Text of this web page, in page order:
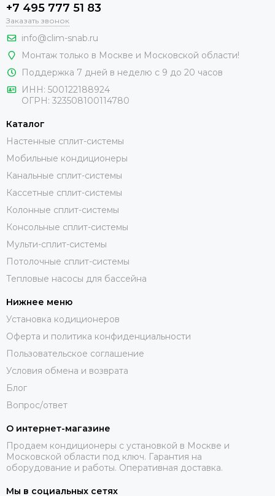
+7 495 777 51 83
Заказать звонок
info@clim-snab.ru
Монтаж только в Москве и Московской области!
Поддержка 7 дней в неделю с 9 до 20 часов
ИНН: 500122188924
ОГРН: 323508100114780
Каталог
Настенные сплит-системы
Мобильные кондиционеры
Канальные сплит-системы
Кассетные сплит-системы
Колонные сплит-системы
Консольные сплит-системы
Мульти-сплит-системы
Потолочные сплит-системы
Тепловые насосы для бассейна
Нижнее меню
Установка кодиционеров
Оферта и политика конфиденциальности
Пользовательское соглашение
Условия обмена и возврата
Блог
Вопрос/ответ
О интернет-магазине
Продаем кондиционеры с установкой в Москве и
Московской области под ключ. Гарантия на
оборудование и работы. Оперативная доставка.
Мы в социальных сетях